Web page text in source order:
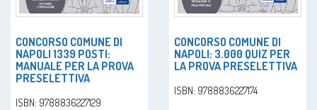
CONCORSO COMUNE DI
NAPOLI 1339 POSTI:
MANUALE PER LA PROVA
PRESELETTIVA
ISBN: 9788836227129
CONCORSO COMUNE DI
NAPOLI: 3.000 QUIZ PER
LA PROVA PRESELETTIVA
ISBN: 9788836227174